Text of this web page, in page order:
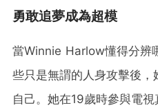
勇敢追夢成為超模
當Winnie Harlow懂得分辨
些只是無謂的人身攻擊後
自己。她在19歲時參與電